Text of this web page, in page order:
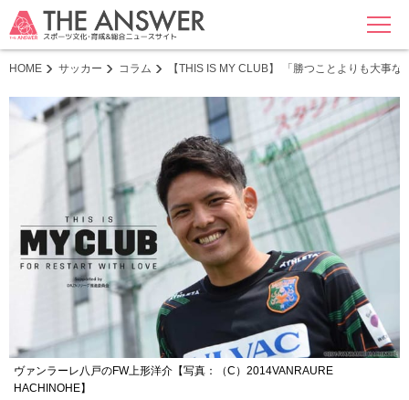
MENU
HOME サッカー コラム 【THIS IS MY CLUB】 「勝つことよりも大事
ヴァンラーレ八戸のFW上形洋介【写真：（C）2014VANRAURE
HACHINOHE】